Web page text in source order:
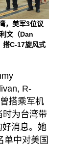
，美军3位议
文（Dan
C-17旋风式
R-
搭乘军机
时为台湾带
消息。她
单中对美国